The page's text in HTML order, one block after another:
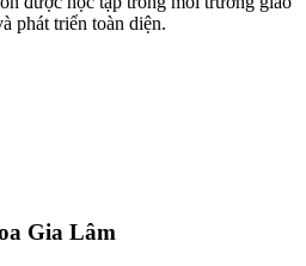
phát triển toàn diện.
Gia Lâm